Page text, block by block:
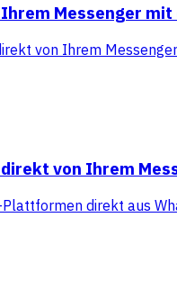
Messenger
von Ihrem
von Ihrem
direkt aus